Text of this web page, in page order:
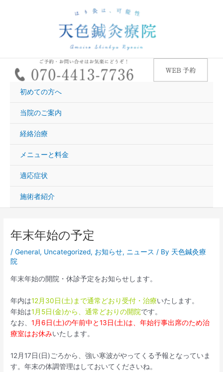
ッ
初めての方へ
当院のご案内
経絡治療
メニューと料金
適応症状
施術者紹介
年末年始の予定
/General, Uncategorized, お知らせ, ニュース / By 天色鍼灸療
院
年末年始の開院・休診予定をお知らせします。
年内は12月30日(土)まで通常どおり受付・治療いたします。
年始は1月5日(金)から、通常どおりの開院です。
なお、1月6日(土)の午前中と13日(土)は、年始行事出席のため治
療室はお休みいたします。
12月17日(日)ごろから、強い寒波がやってくる予報となっていま
す。年末の体調管理はしておいてくださいね。